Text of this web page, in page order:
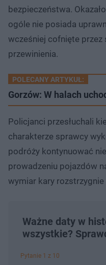
bezpieczeństwa.
ogóle nie posiada
wcześniej cofnięte przez
przewinienia.
POLECANY ARTYKUŁ:
Gorzów: W halach
Policjanci przesłuchali
charakterze sprawcy
podróży kontynuować
prowadzeniu pojazdów
wymiar kary rozstrzygnie
Ważne daty w
wszystkie?
Pytanie 1 z 10